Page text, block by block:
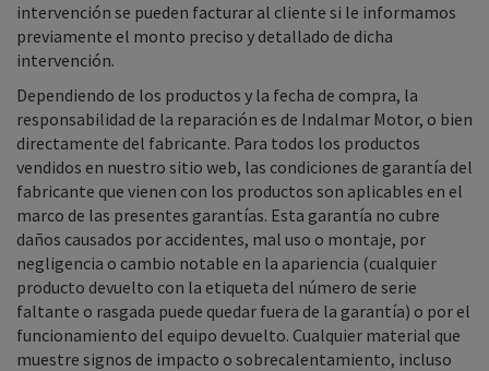
intervención se pueden facturar al cliente si le informamos
previamente el monto preciso y detallado de dicha
intervención.
Dependiendo de los productos y la fecha de compra, la
responsabilidad de la reparación es de Indalmar Motor, o bien
directamente del fabricante. Para todos los productos
vendidos en nuestro sitio web, las condiciones de garantía del
fabricante que vienen con los productos son aplicables en el
marco de las presentes garantías. Esta garantía no cubre
daños causados por accidentes, mal uso o montaje, por
negligencia o cambio notable en la apariencia (cualquier
producto devuelto con la etiqueta del número de serie
faltante o rasgada puede quedar fuera de la garantía) o por el
funcionamiento del equipo devuelto. Cualquier material que
muestre signos de impacto o sobrecalentamiento, incluso